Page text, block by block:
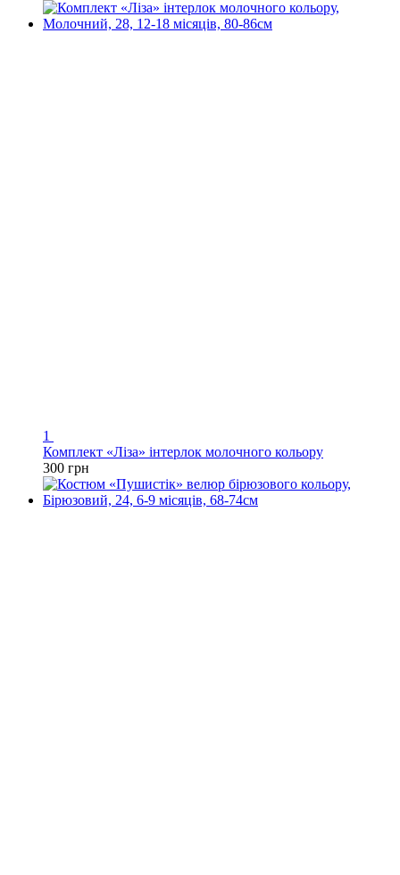
1
Комплект «Ліза» інтерлок молочного кольору
300 грн